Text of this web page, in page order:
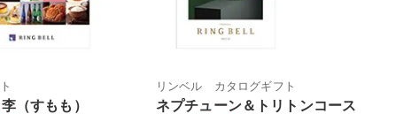
（すもも）
リンベル カタログギフト
ネプチューン＆トリトンコース